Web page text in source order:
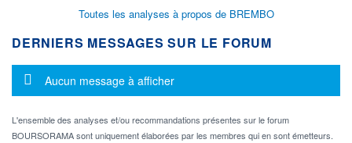
Toutes les analyses à propos de BREMBO
DERNIERS MESSAGES SUR LE FORUM
Message d'information
Aucun message à afficher
L'ensemble des analyses et/ou recommandations présentes sur le forum
BOURSORAMA sont uniquement élaborées par les membres qui en sont émetteurs.